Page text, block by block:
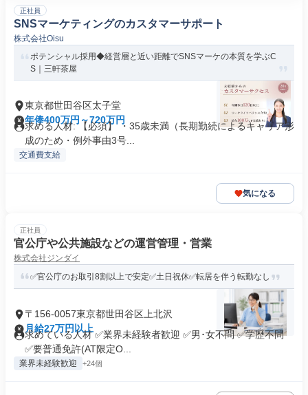
正社員
SNSマーケティングのカスタマーサポート
株式会社Oisu
ポテンシャル採用◆経営層と近い距離でSNSマーケの本質を学ぶC
S｜三軒茶屋
東京都世田谷区太子堂
年俸400万円～720万円
求める人材: 【必須】 ・35歳未満（長期勤続によるキャリア形
成のため・例外事由3号...
交通費支給
気になる
正社員
官公庁や公共施設などの運営管理・営業
株式会社ジンダイ
✅官公庁のお取引8割以上で安定✅土日祝休✅転居を伴う転勤なし
〒156-0057東京都世田谷区上北沢
月給27万円以上
求めている人材 ✅業界未経験者歓迎 ✅男･女不問 ✅学歴不問
✅要普通免許(AT限定O...
業界未経験歓迎 +24個